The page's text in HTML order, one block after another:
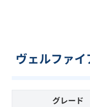
ヴェルファ
グレード